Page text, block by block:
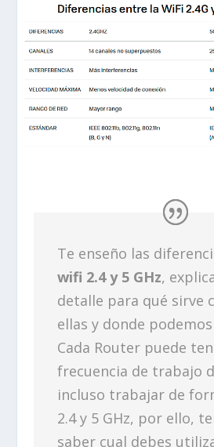
Te enseño las
wifi 2.4 y 5 GHz,
detalle para qué sirve
ellas y donde
Cada Router puede
frecuencia de trabajo
incluso trabajar de
2.4 y 5 GHz, por ello,
saber cual debes